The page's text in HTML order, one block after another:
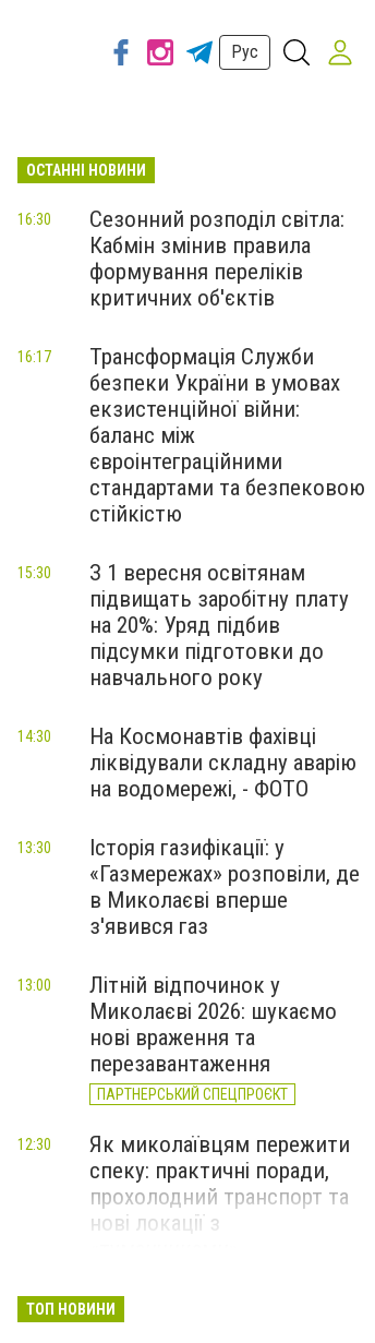
Рус
ОСТАННІ НОВИНИ
Сезонний розподіл світла:
Кабмін змінив правила
формування переліків
критичних об'єктів
16:30
Трансформація Служби
безпеки України в умовах
екзистенційної війни:
баланс між
євроінтеграційними
стандартами та безпековою
стійкістю
16:17
З 1 вересня освітянам
підвищать заробітну плату
на 20%: Уряд підбив
підсумки підготовки до
навчального року
15:30
На Космонавтів фахівці
ліквідували складну аварію
на водомережі, - ФОТО
14:30
Історія газифікації: у
«Газмережах» розповіли, де
в Миколаєві вперше
з'явився газ
13:30
Літній відпочинок у
Миколаєві 2026: шукаємо
нові враження та
перезавантаження
ПАРТНЕРСЬКИЙ СПЕЦПРОЄКТ
13:00
Як миколаївцям пережити
спеку: практичні поради,
прохолодний транспорт та
нові локації з
12:30
Смертельна пожежа в
11:40
ТОП НОВИНИ